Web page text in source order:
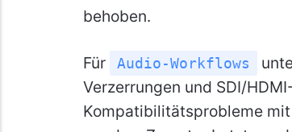
behoben.
Für Audio-Workflows
Verzerrungen und SDI/
Kompatibilitätsprobleme